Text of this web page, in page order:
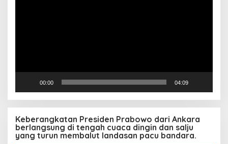
00:00 04:09
Keberangkatan Presiden Prabowo dari Ankara
berlangsung di tengah cuaca dingin dan salju
yang turun membalut landasan pacu bandara.